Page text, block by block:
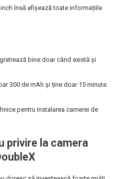
însă afișează toate informațiile
bine doar când există și
300 de mAh și ține doar 15 minute
pentru instalarea camerei de
privire la camera